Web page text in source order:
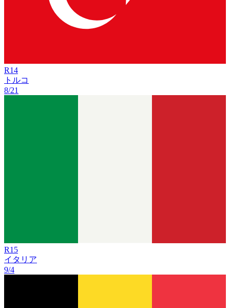
R14
トルコ
8/21
R15
イタリア
9/4